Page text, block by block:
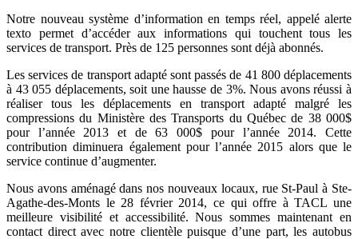
Notre nouveau système d’information en temps réel, appelé alerte
texto permet d’accéder aux informations qui touchent tous les
services de transport. Près de 125 personnes sont déjà abonnés.
Les services de transport adapté sont passés de 41 800 déplacements
à 43 055 déplacements, soit une hausse de 3%. Nous avons réussi à
réaliser tous les déplacements en transport adapté malgré les
compressions du Ministère des Transports du Québec de 38 000$
pour l’année 2013 et de 63 000$ pour l’année 2014. Cette
contribution diminuera également pour l’année 2015 alors que le
service continue d’augmenter.
Nous avons aménagé dans nos nouveaux locaux, rue St-Paul à Ste-
Agathe-des-Monts le 28 février 2014, ce qui offre à TACL une
meilleure visibilité et accessibilité. Nous sommes maintenant en
contact direct avec notre clientèle puisque d’une part, les autobus